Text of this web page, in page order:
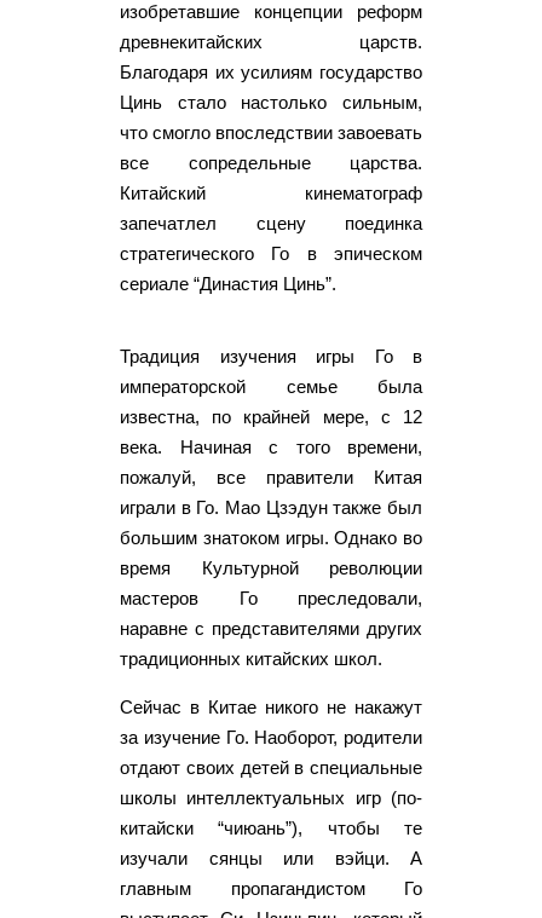
изобретавшие концепции реформ
древнекитайских царств.
Благодаря их усилиям государство
Цинь стало настолько сильным,
что смогло впоследствии завоевать
все сопредельные царства.
Китайский кинематограф
запечатлел сцену поединка
стратегического Го в эпическом
сериале “Династия Цинь”.
Традиция изучения игры Го в
императорской семье была
известна, по крайней мере, с 12
века. Начиная с того времени,
пожалуй, все правители Китая
играли в Го. Мао Цзэдун также был
большим знатоком игры. Однако во
время Культурной революции
мастеров Го преследовали,
наравне с представителями других
традиционных китайских школ.
Сейчас в Китае никого не накажут
за изучение Го. Наоборот, родители
отдают своих детей в специальные
школы интеллектуальных игр (по-
китайски “чиюань”), чтобы те
изучали сянцы или вэйци. А
главным пропагандистом Го